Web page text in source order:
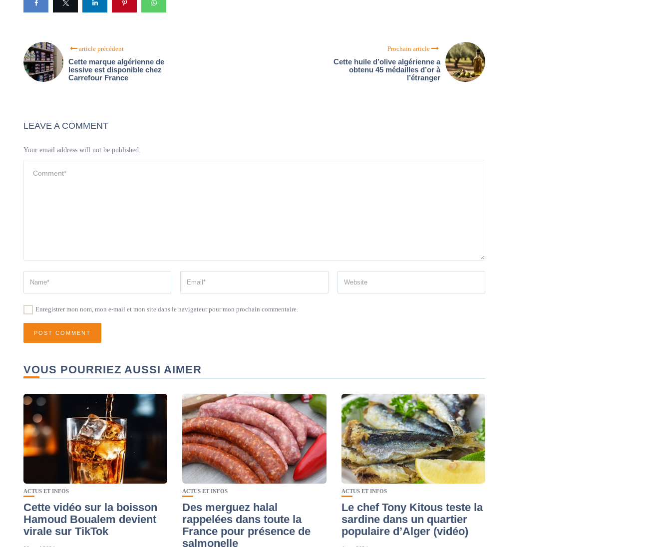
article précédent
Cette marque algérienne de
lessive est disponible chez
Carrefour France
Prochain article
Cette huile d’olive algérienne a
obtenu 45 médailles d’or à
l’étranger
LEAVE A COMMENT
Your email address will not be published.
Enregistrer mon nom, mon e-mail et mon site dans le navigateur pour mon prochain commentaire.
VOUS POURRIEZ AUSSI AIMER
ACTUS ET INFOS
Cette vidéo sur la boisson
Hamoud Boualem devient
virale sur TikTok
ACTUS ET INFOS
Des merguez halal
rappelées dans toute la
France pour présence de
salmonelle
ACTUS ET INFOS
Le chef Tony Kitous teste la
sardine dans un quartier
populaire d’Alger (vidéo)